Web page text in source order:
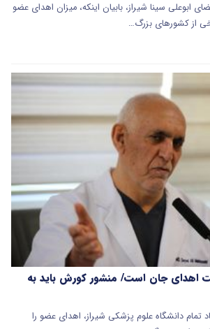
ابوعلی سینا شیراز، بابیان اینکه، میزان اهدای عضو
از کشورهای بزرگ…
اهدای جان است/ منشور کورش باید به
تمام دانشگاه علوم پزشکی شیراز، اهدای عضو را